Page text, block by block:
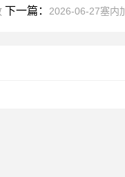
下一篇： 2026-06-27塞内